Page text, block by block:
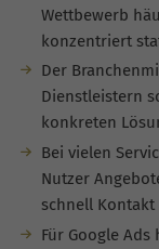
Wettbewerb
konzentriert
Der
Dienstleistern
konkreten
Bei vielen
Nutzer
schnell
Für Google